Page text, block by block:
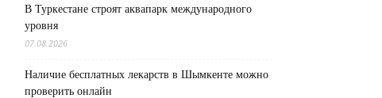
В Туркестане строят аквапарк международного
уровня
07.08.2026
Наличие бесплатных лекарств в Шымкенте можно
проверить онлайн